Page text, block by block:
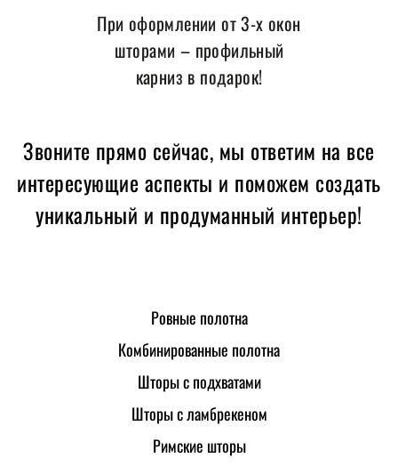
При оформлении от 3-х окон
шторами – профильный
карниз в подарок!
Звоните прямо сейчас, мы ответим на все
интересующие аспекты и поможем создать
уникальный и продуманный интерьер!
Ровные полотна
Комбинированные полотна
Шторы с подхватами
Шторы с ламбрекеном
Римские шторы